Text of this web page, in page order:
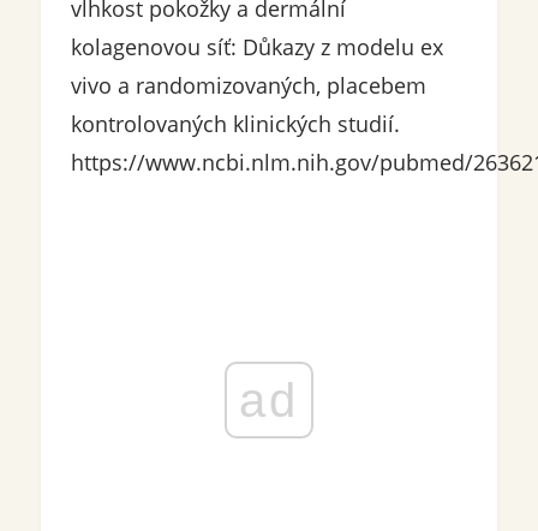
vlhkost pokožky a dermální
kolagenovou síť: Důkazy z modelu ex
vivo a randomizovaných, placebem
kontrolovaných klinických studií.
https://www.ncbi.nlm.nih.gov/pubmed/
ad